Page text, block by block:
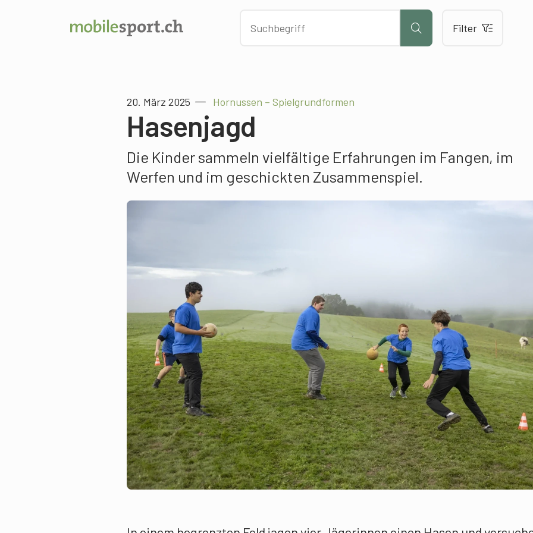
Filter
20. März 2025 Hornussen – Spielgrundformen
Hasenjagd
Die Kinder sammeln vielfältige Erfahrungen im Fangen, im
Werfen und im geschickten Zusammenspiel.